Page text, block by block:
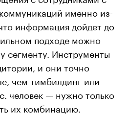
именно из-
информация дойдет до
подходе можно
сегменту. Инструменты
и они точно
чем тимбилдинг или
человек — нужно только
их комбинацию.